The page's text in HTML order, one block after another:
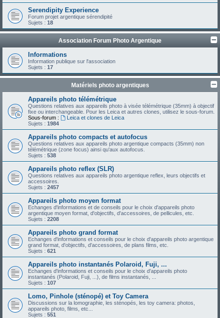
Serendipity Experience
Forum projet argentique sérendipité
Sujets : 18
Association Forum Photo Argentique
Informations
Information publique sur l'association
Sujets : 17
Matériels photo argentiques
Appareils photo télémétrique
Questions relatives aux appareils photo à visée télémétrique (35mm) à objectif
fixe ou interchangeable. Pour les Leica et autres clones, utilisez le sous-forum.
Sous-forum :
Leica et clones de Leica
Sujets : 1984
Appareils photo compacts et autofocus
Questions relatives aux appareils photo argentique compacts (35mm) non
télémétrique (zone focus) ainsi qu'aux autofocus.
Sujets : 538
Appareils photo reflex (SLR)
Questions relatives aux appareils photo argentique reflex, leurs objectifs et
accessoires.
Sujets : 2457
Appareils photo moyen format
Echanges d'informations et de conseils pour le choix d'appareils photo
argentique moyen format, d'objectifs, d'accessoires, de pellicules, etc.
Sujets : 2208
Appareils photo grand format
Echanges d'informations et conseils pour le choix d'appareils photo argentique
grand format, d'objectifs, d'accessoires, de plans films, etc.
Sujets : 621
Appareils photo instantanés Polaroid, Fuji, ...
Echanges d'informations et conseils pour le choix d'appareils photo
instantanés (Polaroid, Fuji, ...), de films instantanés, ...
Sujets : 107
Lomo, Pinhole (sténopé) et Toy Camera
Discussions sur la lomographie, les sténopés, les toy camera: photos,
appareils photo, films, etc...
Sujets : 551